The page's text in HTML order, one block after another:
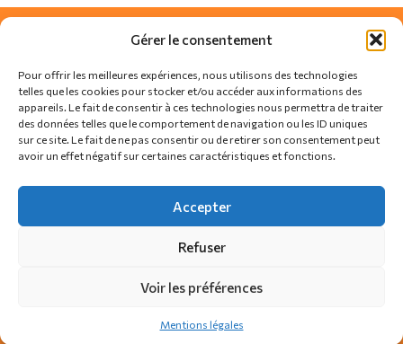
Gérer le consentement
Pour offrir les meilleures expériences, nous utilisons des technologies
telles que les cookies pour stocker et/ou accéder aux informations des
appareils. Le fait de consentir à ces technologies nous permettra de traiter
des données telles que le comportement de navigation ou les ID uniques
sur ce site. Le fait de ne pas consentir ou de retirer son consentement peut
avoir un effet négatif sur certaines caractéristiques et fonctions.
Accepter
Refuser
Voir les préférences
Mentions légales
Règlement
Politique de confidentialité
SUIVEZ-NOUS SUR